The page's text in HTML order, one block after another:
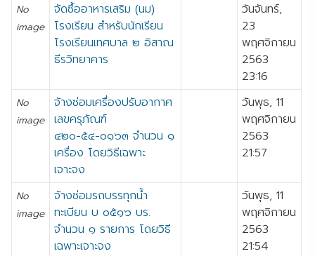
No
image
จัดซื้ออาหารเสริม (นม)
โรงเรียน สำหรับนักเรียน
โรงเรียนเทศบาล ๒ อิสาณ
ธีรวิทยาคาร
วันจันทร์,
23
พฤศจิกายน
2563
23:16
No
image
จ้างซ่อมเครื่องปรับอากาศ
เลขครุภัณฑ์
๔๒๐-๕๔-๐๑๖๓ จำนวน ๑
เครื่อง โดยวิธีเฉพาะ
เจาะจง
วันพุธ, 11
พฤศจิกายน
2563
21:57
No
image
จ้างซ่อมรถบรรทุกน้ำ
ทะเบียน บ ๐๕๑๖ บร.
จำนวน ๑ รายการ โดยวิธี
เฉพาะเจาะจง
วันพุธ, 11
พฤศจิกายน
2563
21:54